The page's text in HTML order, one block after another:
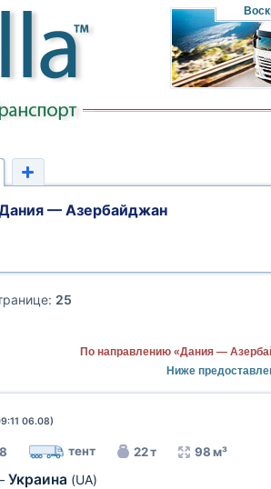
— Азербайджан
25
По направлению «Дания —
Ниже
06.08)
тент 22 т 98 м³
Украина (UA)